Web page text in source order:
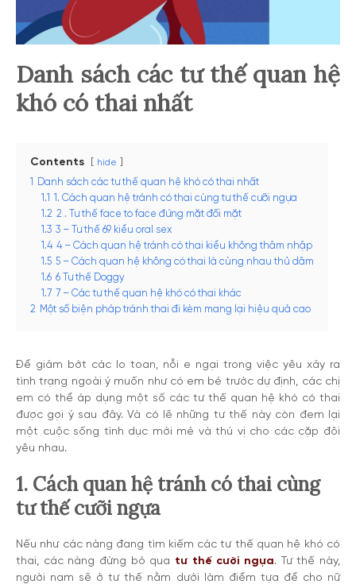
Danh sách các tư thế quan hệ
khó có thai nhất
Contents hide
Danh sách các tư thế quan hệ khó có thai nhất
1.1
1. Cách quan hệ tránh có thai cùng tư thế cưỡi ngựa
1.2 2 . Tư thế face to face đứng mặt đối mặt
1.3 3 – Tư thế 69 kiểu oral sex
1.4 4 – Cách quan hệ tránh có thai kiểu không thâm nhập
1.5 5 – Cách quan hệ không có thai là cùng nhau thủ dâm
1.6 6 Tư thế Doggy
1.7 7 – Các tư thế quan hệ khó có thai khác
2
Một số biện pháp tránh thai đi kèm mang lại hiệu quả cao
Để giảm bớt các lo toan, nỗi e ngại trong việc yêu xảy ra
tình trạng ngoài ý muốn như có em bé trước dự định, các chị
em có thể áp dụng một số các tư thế quan hệ khó có thai
được gợi ý sau đây. Và có lẽ những tư thế này còn đem lại
một cuộc sống tình dục mới mẻ và thú vị cho các cặp đôi
yêu nhau.
1. Cách quan hệ tránh có thai cùng
tư thế cưỡi ngựa
Nếu như các nàng đang tìm kiếm các tư thế quan hệ khó có
thai, các nàng đừng bỏ qua tư thế cưỡi ngựa. Tư thế này,
người nam sẽ ở tư thế nằm dưới làm điểm tựa để cho nữ